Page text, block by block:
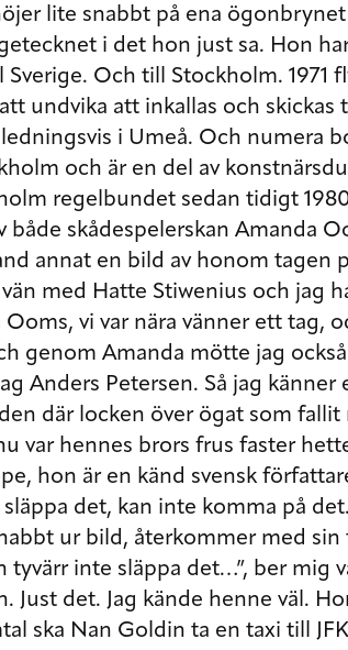
lite snabbt på ena
i det hon just sa. Hon
Och till Stockholm. 1971
undvika att inkallas och
i Umeå. Och numera
och är en del av
regelbundet sedan tidigt
både skådespelerskan Amanda
annat en bild av honom tagen
vän med Hatte Stiwenius och jag
vi var nära vänner ett tag,
genom Amanda mötte jag
Anders Petersen. Så jag känner
där locken över ögat som fallit
var hennes brors frus faster
hon är en känd svensk
det, kan inte komma på
ur bild, återkommer med
tyvärr inte släppa det…”, ber mig
Just det. Jag kände henne väl.
ska Nan Goldin ta en taxi till